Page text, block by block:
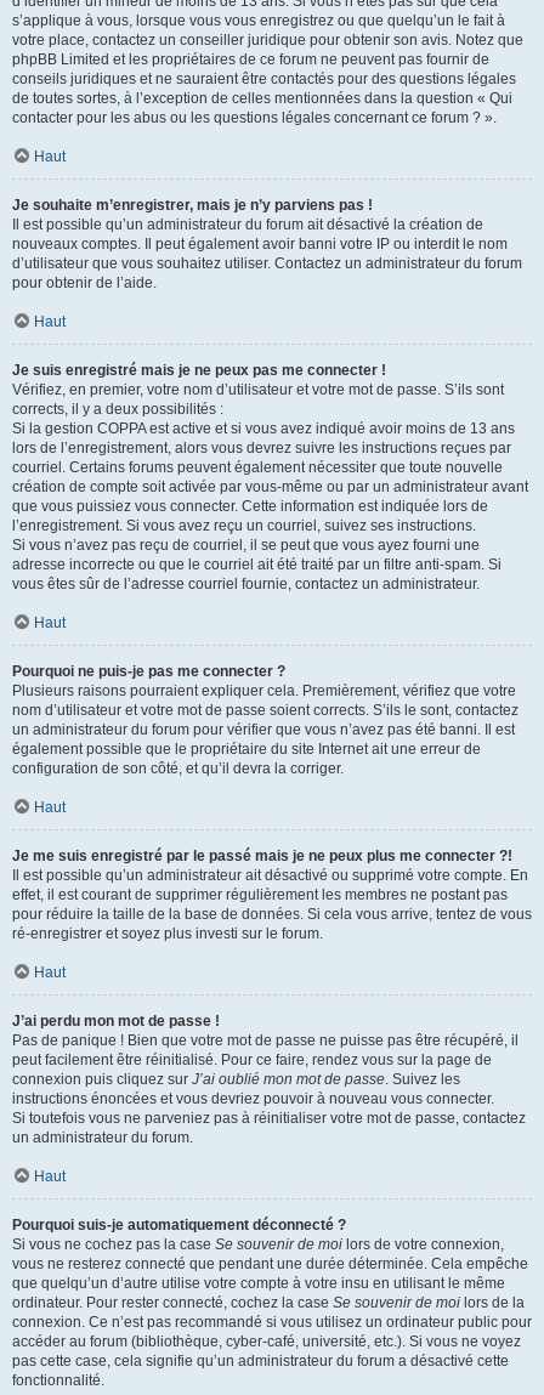
s’applique à vous, lorsque vous vous enregistrez ou que quelqu’un le fait à
votre place, contactez un conseiller juridique pour obtenir son avis. Notez que
phpBB Limited et les propriétaires de ce forum ne peuvent pas fournir de
conseils juridiques et ne sauraient être contactés pour des questions légales
de toutes sortes, à l’exception de celles mentionnées dans la question « Qui
contacter pour les abus ou les questions légales concernant ce forum ? ».
Haut
Je souhaite m’enregistrer, mais je n’y parviens pas !
Il est possible qu’un administrateur du forum ait désactivé la création de
nouveaux comptes. Il peut également avoir banni votre IP ou interdit le nom
d’utilisateur que vous souhaitez utiliser. Contactez un administrateur du forum
pour obtenir de l’aide.
Haut
Je suis enregistré mais je ne peux pas me connecter !
Vérifiez, en premier, votre nom d’utilisateur et votre mot de passe. S’ils sont
corrects, il y a deux possibilités :
Si la gestion COPPA est active et si vous avez indiqué avoir moins de 13 ans
lors de l’enregistrement, alors vous devrez suivre les instructions reçues par
courriel. Certains forums peuvent également nécessiter que toute nouvelle
création de compte soit activée par vous-même ou par un administrateur avant
que vous puissiez vous connecter. Cette information est indiquée lors de
l’enregistrement. Si vous avez reçu un courriel, suivez ses instructions.
Si vous n’avez pas reçu de courriel, il se peut que vous ayez fourni une
adresse incorrecte ou que le courriel ait été traité par un filtre anti-spam. Si
vous êtes sûr de l’adresse courriel fournie, contactez un administrateur.
Haut
Pourquoi ne puis-je pas me connecter ?
Plusieurs raisons pourraient expliquer cela. Premièrement, vérifiez que votre
nom d’utilisateur et votre mot de passe soient corrects. S’ils le sont, contactez
un administrateur du forum pour vérifier que vous n’avez pas été banni. Il est
également possible que le propriétaire du site Internet ait une erreur de
configuration de son côté, et qu’il devra la corriger.
Haut
Je me suis enregistré par le passé mais je ne peux plus me connecter ?!
Il est possible qu’un administrateur ait désactivé ou supprimé votre compte. En
effet, il est courant de supprimer régulièrement les membres ne postant pas
pour réduire la taille de la base de données. Si cela vous arrive, tentez de vous
ré-enregistrer et soyez plus investi sur le forum.
Haut
J’ai perdu mon mot de passe !
Pas de panique ! Bien que votre mot de passe ne puisse pas être récupéré, il
peut facilement être réinitialisé. Pour ce faire, rendez vous sur la page de
connexion puis cliquez sur J’ai oublié mon mot de passe. Suivez les
instructions énoncées et vous devriez pouvoir à nouveau vous connecter.
Si toutefois vous ne parveniez pas à réinitialiser votre mot de passe, contactez
un administrateur du forum.
Haut
Pourquoi suis-je automatiquement déconnecté ?
Si vous ne cochez pas la case Se souvenir de moi lors de votre connexion,
vous ne resterez connecté que pendant une durée déterminée. Cela empêche
que quelqu’un d’autre utilise votre compte à votre insu en utilisant le même
ordinateur. Pour rester connecté, cochez la case Se souvenir de moi lors de la
connexion. Ce n’est pas recommandé si vous utilisez un ordinateur public pour
accéder au forum (bibliothèque, cyber-café, université, etc.). Si vous ne voyez
pas cette case, cela signifie qu’un administrateur du forum a désactivé cette
fonctionnalité.